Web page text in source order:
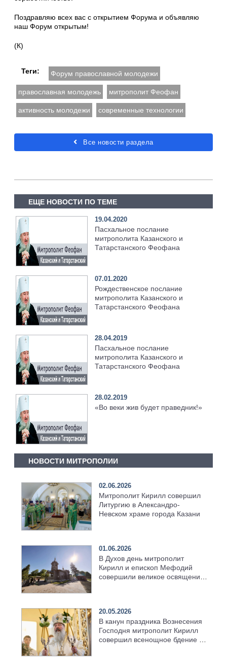
Поздравляю всех вас с открытием Форума и объявляю
наш Форум открытым!
(К)
Теги: Форум православной молодежи
православная молодежь митрополит Феофан
активность молодежи современные технологии
Все новости раздела
ЕЩЕ НОВОСТИ ПО ТЕМЕ
19.04.2020
Пасхальное послание
митрополита Казанского и
Татарстанского Феофана
07.01.2020
Рождественское послание
митрополита Казанского и
Татарстанского Феофана
28.04.2019
Пасхальное послание
митрополита Казанского и
Татарстанского Феофана
28.02.2019
«Во веки жив будет праведник!»
НОВОСТИ МИТРОПОЛИИ
02.06.2026
Митрополит Кирилл совершил
Литургию в Александро-
Невском храме города Казани
01.06.2026
В Духов день митрополит
Кирилл и епископ Мефодий
совершили великое освящение
20.05.2026
В канун праздника Вознесения
Господня митрополит Кирилл
совершил всенощное бдение в